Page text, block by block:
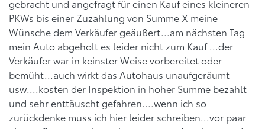
gebracht und angefragt für einen Kauf eines kleineren
PKWs bis einer Zuzahlung von Summe X meine
Wünsche dem Verkäufer geäußert...am nächsten Tag
mein Auto abgeholt es leider nicht zum Kauf ...der
Verkäufer war in keinster Weise vorbereitet oder
bemüht...auch wirkt das Autohaus unaufgeräumt
usw....kosten der Inspektion in hoher Summe bezahlt
und sehr enttäuscht gefahren....wenn ich so
zurückdenke muss ich hier leider schreiben...vor paar